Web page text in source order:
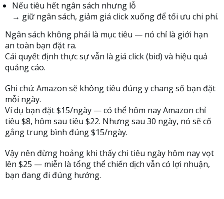
Nếu tiêu hết ngân sách nhưng lỗ
→ giữ ngân sách, giảm giá click xuống để tối ưu chi phí.
Ngân sách không phải là mục tiêu — nó chỉ là giới hạn
an toàn bạn đặt ra.
Cái quyết định thực sự vẫn là giá click (bid) và hiệu quả
quảng cáo.
Ghi chú: Amazon sẽ không tiêu đúng y chang số bạn đặt
mỗi ngày.
Ví dụ bạn đặt $15/ngày — có thể hôm nay Amazon chỉ
tiêu $8, hôm sau tiêu $22. Nhưng sau 30 ngày, nó sẽ cố
gắng trung bình đúng $15/ngày.
Vậy nên đừng hoảng khi thấy chi tiêu ngày hôm nay vọt
lên $25 — miễn là tổng thể chiến dịch vẫn có lợi nhuận,
bạn đang đi đúng hướng.